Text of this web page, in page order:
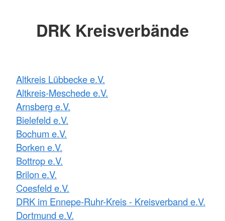
DRK Kreisverbände
Altkreis Lübbecke e.V.
Altkreis-Meschede e.V.
Arnsberg e.V.
Bielefeld e.V.
Bochum e.V.
Borken e.V.
Bottrop e.V.
Brilon e.V.
Coesfeld e.V.
DRK im Ennepe-Ruhr-Kreis - Kreisverband e.V.
Dortmund e.V.